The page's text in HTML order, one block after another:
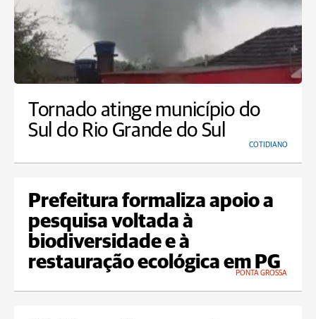
Tornado atinge município do
Sul do Rio Grande do Sul
COTIDIANO
Prefeitura formaliza apoio a
pesquisa voltada à
biodiversidade e à
restauração ecológica em PG
PONTA GROSSA